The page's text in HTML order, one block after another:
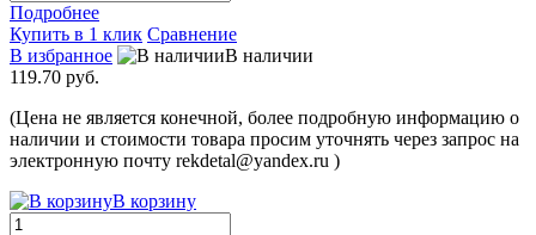
Подробнее
Купить в 1 клик Сравнение
В избранное
В наличии
119.70 руб.
(Цена не является конечной, более подробную информацию о
наличии и стоимости товара просим уточнять через запрос на
электронную почту rekdetal@yandex.ru )
В корзину